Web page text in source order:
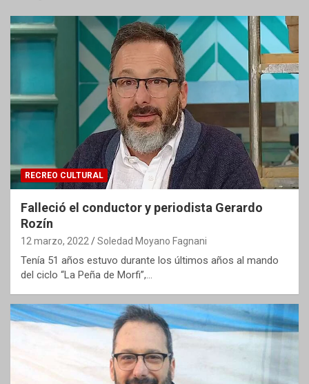
RECREO CULTURAL
Falleció el conductor y periodista Gerardo
Rozín
12 marzo, 2022 Soledad Moyano Fagnani
Tenía 51 años estuvo durante los últimos años al mando
del ciclo “La Peña de Morfi”,…